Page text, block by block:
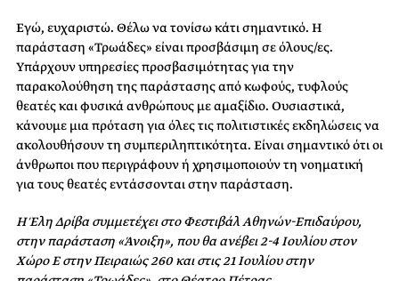
Εγώ, ευχαριστώ. Θέλω να τονίσω κάτι σημαντικό. Η
παράσταση «Τρωάδες» είναι προσβάσιμη σε όλους/ες.
Υπάρχουν υπηρεσίες προσβασιμότητας για την
παρακολούθηση της παράστασης από κωφούς, τυφλούς
θεατές και φυσικά ανθρώπους με αμαξίδιο. Ουσιαστικά,
κάνουμε μια πρόταση για όλες τις πολιτιστικές εκδηλώσεις να
ακολουθήσουν τη συμπεριληπτικότητα. Είναι σημαντικό ότι οι
άνθρωποι που περιγράφουν ή χρησιμοποιούν τη νοηματική
για τους θεατές εντάσσονται στην παράσταση.
Η Έλη Δρίβα συμμετέχει στο Φεστιβάλ Αθηνών-Επιδαύρου,
στην παράσταση «Άνοιξη», που θα ανέβει 2-4 Ιουλίου στον
Χώρο Ε στην Πειραιώς 260 και στις 21 Ιουλίου στην